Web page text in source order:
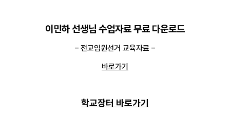
이민하 선생님 수업자료 무료 다운로드
– 전교임원선거 교육자료 –
바로가기
학교장터 바로가기